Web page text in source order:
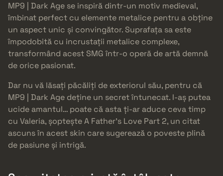
MP9 | Dark Age se inspiră dintr-un motiv medieval,
îmbinat perfect cu elemente metalice pentru a obține
un aspect unic și convingător. Suprafața sa este
împodobită cu incrustații metalice complexe,
transformând acest SMG într-o operă de artă demnă
de orice pasionat.
Dar nu vă lăsați păcăliți de exteriorul său, pentru că
MP9 | Dark Age deține un secret întunecat. I-aș putea
ucide amantul… poate că asta ți-ar aduce ceva timp
cu Valeria, șoptește A Father’s Love Part 2, un citat
ascuns în acest skin care sugerează o poveste plină
de pasiune și intrigă.